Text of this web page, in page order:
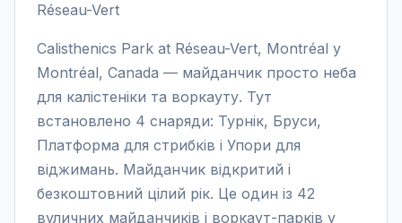
Réseau-Vert
Calisthenics Park at Réseau-Vert, Montréal у
Montréal, Canada — майданчик просто неба
для калістеніки та воркауту. Тут
встановлено 4 снаряди: Турнік, Бруси,
Платформа для стрибків і Упори для
віджимань. Майданчик відкритий і
безкоштовний цілий рік. Це один із 42
вуличних майданчиків і воркаут-парків у